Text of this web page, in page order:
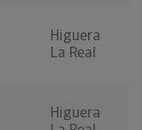
Higuera
La Real
Higuera